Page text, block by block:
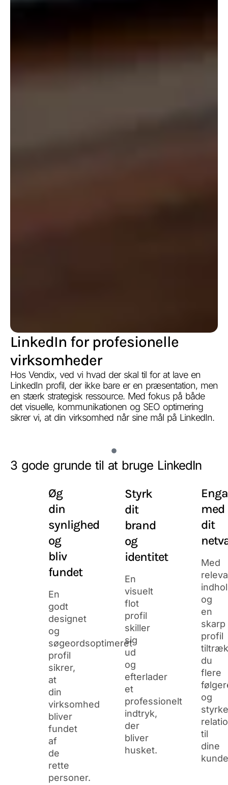
LinkedIn for profesionelle
virksomheder
Hos Vendix, ved vi hvad der skal til for at lave en
LinkedIn profil, der ikke bare er en præsentation, men
en stærk strategisk ressource. Med fokus på både
det visuelle, kommunikationen og SEO optimering
sikrer vi, at din virksomhed når sine mål på LinkedIn.
3 gode grunde til at bruge LinkedIn
Øg
din
synlighed
og
bliv
fundet
En
godt
designet
og
søgeordsoptimeret
profil
sikrer,
at
din
virksomhed
bliver
fundet
af
de
rette
personer.
Styrk
dit
brand
og
identitet
En
visuelt
flot
profil
skiller
sig
ud
og
efterlader
et
professionelt
indtryk,
der
bliver
husket.
med
dit
Med
og
en
skarp
profil
du
flere
og
til
dine